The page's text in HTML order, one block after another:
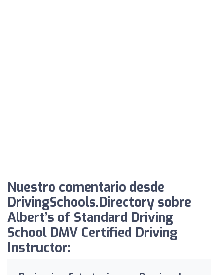
Nuestro comentario desde
DrivingSchools.Directory sobre
Albert’s of Standard Driving
School DMV Certified Driving
Instructor: